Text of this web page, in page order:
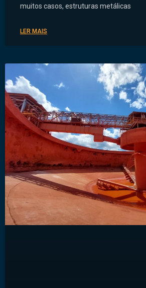
muitos casos, estruturas metálicas
LER MAIS